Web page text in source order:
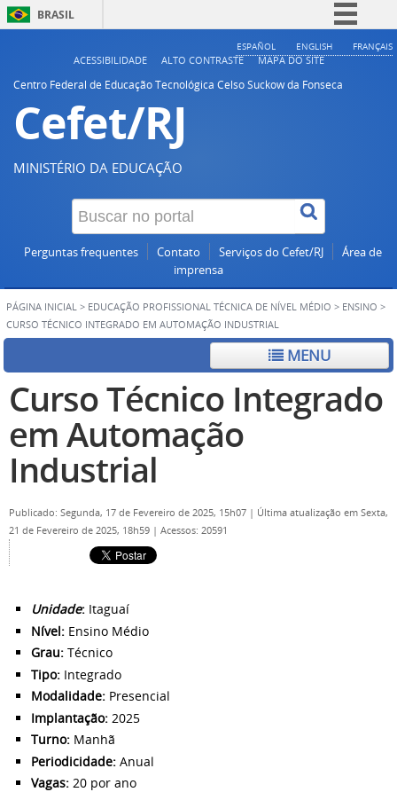
BRASIL
Simplifique!
ESPAÑOL ENGLISH FRANÇAIS
ACESSIBILIDADE ALTO CONTRASTE
MAPA DO SITE
Centro Federal de Educação Tecnológica Celso Suckow da Fonseca
Cefet/RJ
MINISTÉRIO DA EDUCAÇÃO
Perguntas frequentes Contato Serviços do Cefet/RJ
Área de
imprensa
PÁGINA INICIAL > EDUCAÇÃO PROFISSIONAL TÉCNICA DE NÍVEL MÉDIO > ENSINO >
CURSO TÉCNICO INTEGRADO EM AUTOMAÇÃO INDUSTRIAL
MENU
Curso Técnico Integrado
em Automação
Industrial
Publicado: Segunda, 17 de Fevereiro de 2025, 15h07 | Última atualização em Sexta,
21 de Fevereiro de 2025, 18h59 | Acessos: 20591
Unidade: Itaguaí
Nível: Ensino Médio
Grau: Técnico
Tipo: Integrado
Modalidade: Presencial
Implantação: 2025
Turno: Manhã
Periodicidade: Anual
Vagas: 20 por ano